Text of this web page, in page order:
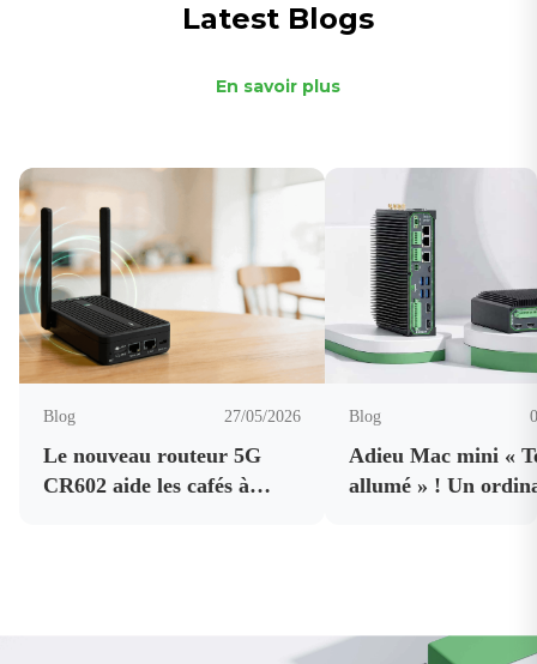
Latest Blogs
En savoir plus
Blog 27/05/2026
Le nouveau routeur 5G
CR602 aide les cafés à
Blog
Adieu Mac mini «
allumé » ! Un